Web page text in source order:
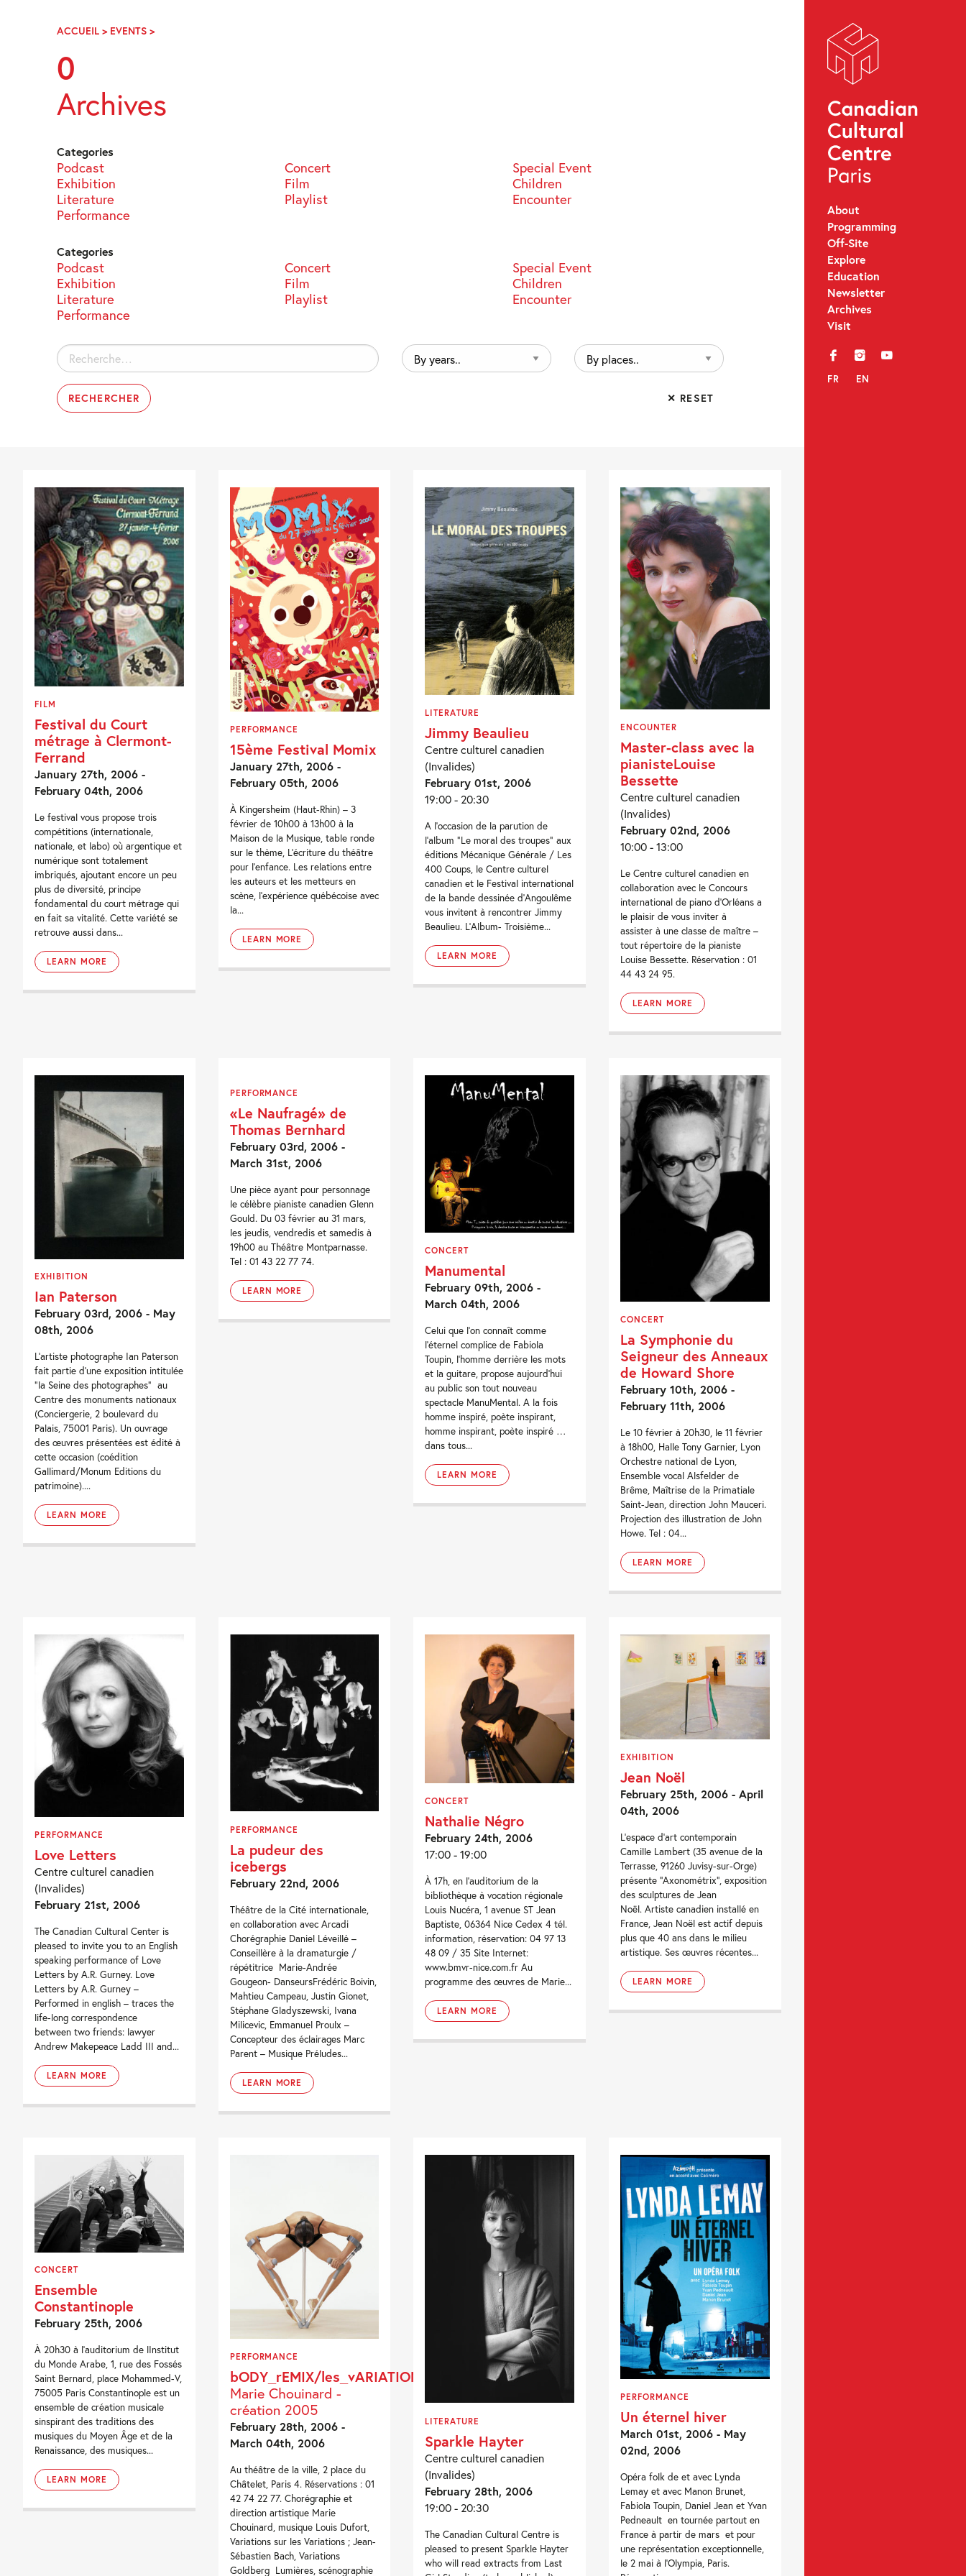
Navigation
About
Programming
Off-Site
Explore
Education
Newsletter
Archives
Visit
f i y
FR EN
ACCUEIL > EVENTS >PAGE
0
Archives
Categories
Podcast Concert
Special Event
Exhibition
Film
Children
Literature
Playlist
Encounter
Performance
Categories
Podcast Concert
Special Event
Exhibition
Film
Children
Literature
Playlist
Encounter
Performance
Rechercher :
By
years..
By
places..
✕ RESET
FILM
Festival du Court
métrage à Clermont-
Ferrand
January 27th, 2006 -
February 04th, 2006
Le festival vous propose trois
compétitions (internationale,
nationale, et labo) où argentique et
numérique sont totalement
imbriqués, ajoutant encore un peu
plus de diversité, principe
fondamental du court métrage qui
en fait sa vitalité. Cette variété se
retrouve aussi dans...
LEARN MORE
PERFORMANCE
15ème Festival Momix
January 27th, 2006 -
February 05th, 2006
À Kingersheim (Haut-Rhin) – 3
février de 10h00 à 13h00 à la
Maison de la Musique, table ronde
sur le thème, L’écriture du théâtre
pour l’enfance. Les relations entre
les auteurs et les metteurs en
scène, l’expérience québécoise avec
la...
LEARN MORE
LITERATURE
Jimmy Beaulieu
Centre culturel canadien
(Invalides)
February 01st, 2006
19:00 - 20:30
A l’occasion de la parution de
l’album “Le moral des troupes” aux
éditions Mécanique Générale / Les
400 Coups, le Centre culturel
canadien et le Festival international
de la bande dessinée d’Angoulême
vous invitent à rencontrer Jimmy
Beaulieu. L’Album- Troisième...
LEARN MORE
ENCOUNTER
Master-class avec la
pianisteLouise
Bessette
Centre culturel canadien
(Invalides)
February 02nd, 2006
10:00 - 13:00
Le Centre culturel canadien en
collaboration avec le Concours
international de piano d’Orléans a
le plaisir de vous inviter à
assister à une classe de maître –
tout répertoire de la pianiste
Louise Bessette. Réservation : 01
44 43 24 95.
LEARN MORE
EXHIBITION
Ian Paterson
February 03rd, 2006 - May
08th, 2006
L’artiste photographe Ian Paterson
fait partie d’une exposition intitulée
“la Seine des photographes” au
Centre des monuments nationaux
(Conciergerie, 2 boulevard du
Palais, 75001 Paris). Un ouvrage
des œuvres présentées est édité à
cette occasion (coédition
Gallimard/Monum Editions du
patrimoine)....
LEARN MORE
PERFORMANCE
«Le Naufragé» de
Thomas Bernhard
February 03rd, 2006 -
March 31st, 2006
Une pièce ayant pour personnage
le célèbre pianiste canadien Glenn
Gould. Du 03 février au 31 mars,
les jeudis, vendredis et samedis à
19h00 au Théâtre Montparnasse.
Tel : 01 43 22 77 74.
LEARN MORE
CONCERT
Manumental
February 09th, 2006 -
March 04th, 2006
Celui que l’on connaît comme
l’éternel complice de Fabiola
Toupin, l’homme derrière les mots
et la guitare, propose aujourd’hui
au public son tout nouveau
spectacle ManuMental. A la fois
homme inspiré, poète inspirant,
homme inspirant, poète inspiré …
dans tous...
LEARN MORE
CONCERT
La Symphonie du
Seigneur des Anneaux
de Howard Shore
February 10th, 2006 -
February 11th, 2006
Le 10 février à 20h30, le 11 février
à 18h00, Halle Tony Garnier, Lyon
Orchestre national de Lyon,
Ensemble vocal Alsfelder de
Brême, Maîtrise de la Primatiale
Saint-Jean, direction John Mauceri.
Projection des illustration de John
Howe. Tel : 04...
LEARN MORE
PERFORMANCE
Love Letters
Centre culturel canadien
(Invalides)
February 21st, 2006
The Canadian Cultural Center is
pleased to invite you to an English
speaking performance of Love
Letters by A.R. Gurney. Love
Letters by A.R. Gurney –
Performed in english – traces the
life-long correspondence
between two friends: lawyer
Andrew Makepeace Ladd III and...
LEARN MORE
PERFORMANCE
La pudeur des
icebergs
February 22nd, 2006
Théâtre de la Cité internationale,
en collaboration avec Arcadi
Chorégraphie Daniel Léveillé –
Conseillère à la dramaturgie /
répétitrice Marie-Andrée
Gougeon- DanseursFrédéric Boivin,
Mahtieu Campeau, Justin Gionet,
Stéphane Gladyszewski, Ivana
Milicevic, Emmanuel Proulx –
Concepteur des éclairages Marc
Parent – Musique Préludes...
LEARN MORE
CONCERT
Nathalie Négro
February 24th, 2006
17:00 - 19:00
À 17h, en l’auditorium de la
bibliothèque à vocation régionale
Louis Nucéra, 1 avenue ST Jean
Baptiste, 06364 Nice Cedex 4 tél.
information, réservation: 04 97 13
48 09 / 35 Site Internet:
www.bmvr-nice.com.fr Au
programme des œuvres de Marie...
LEARN MORE
EXHIBITION
Jean Noël
February 25th, 2006 - April
04th, 2006
L’espace d’art contemporain
Camille Lambert (35 avenue de la
Terrasse, 91260 Juvisy-sur-Orge)
présente “Axonométrix”, exposition
des sculptures de Jean
Noël. Artiste canadien installé en
France, Jean Noël est actif depuis
plus que 40 ans dans le milieu
artistique. Ses œuvres récentes...
LEARN MORE
CONCERT
Ensemble
Constantinople
February 25th, 2006
À 20h30 à l'auditorium de lInstitut
du Monde Arabe, 1, rue des Fossés
Saint Bernard, place Mohammed-V,
75005 Paris Constantinople est un
ensemble de création musicale
sinspirant des traditions des
musiques du Moyen Âge et de la
Renaissance, des musiques...
LEARN MORE
PERFORMANCE
bODY_rEMIX/les_vARIATIONS_gOLDBERG
Marie Chouinard -
création 2005
February 28th, 2006 -
March 04th, 2006
Au théâtre de la ville, 2 place du
Châtelet, Paris 4. Réservations : 01
42 74 22 77. Chorégraphie et
direction artistique Marie
Chouinard, musique Louis Dufort,
Variations sur les Variations ; Jean-
Sébastien Bach, Variations
Goldberg Lumières, scénographie
LITERATURE
Sparkle Hayter
Centre culturel canadien
(Invalides)
February 28th, 2006
19:00 - 20:30
The Canadian Cultural Centre is
pleased to present Sparkle Hayter
who will read extracts from Last
PERFORMANCE
Un éternel hiver
March 01st, 2006 - May
02nd, 2006
Opéra folk de et avec Lynda
Lemay et avec Manon Brunet,
Fabiola Toupin, Daniel Jean et Yvan
Pedneault en tournée partout en
France à partir de mars et pour
une représentation exceptionnelle,
le 2 mai à l’Olympia, Paris.